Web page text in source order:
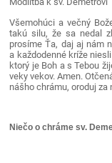
Všemohúci a večný
takú silu, že sa nedal
prosíme Ťa, daj aj nám
a každodenné kríže
ktorý je Boh a s Tebou
veky vekov. Amen.
nášho chrámu, oroduj za
Niečo o chráme sv.